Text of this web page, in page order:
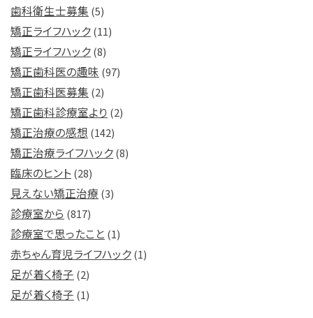
歯科衛生士募集 (5)
矯正ライフハック(11)
矯正ライフハック(8)
矯正歯科医の趣味 (97)
矯正歯科医募集 (2)
矯正歯科診療室より (2)
矯正治療の感想 (142)
矯正治療ライフハック(8)
臨床のヒント(28)
見えない矯正治療 (3)
診療室から (817)
診療室で思ったこと (1)
赤ちゃん育児ライフハック(1)
足が着く椅子 (2)
足が着く椅子 (1)